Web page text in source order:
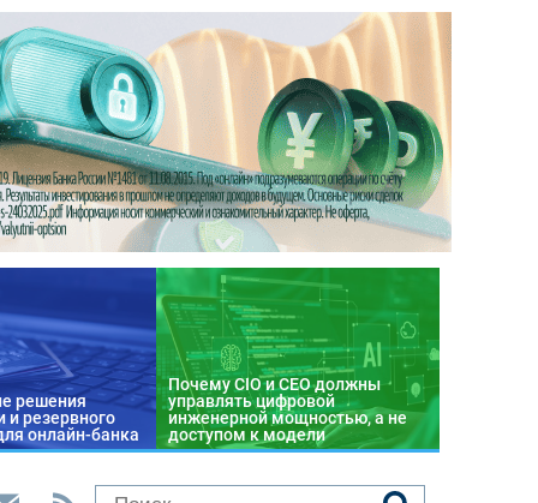
решения
и резервного
онлайн-банка
Почему CIO и CEO должны
управлять цифровой
инженерной мощностью, а не
доступом к модели